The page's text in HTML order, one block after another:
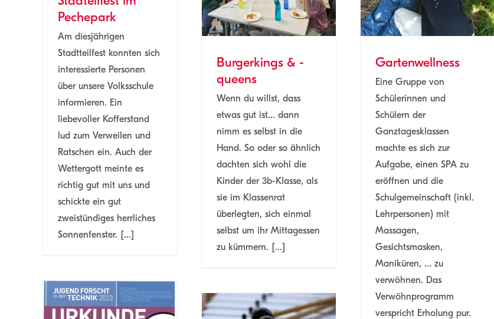
Pechepark
Am diesjährigen
Stadtteilfest konnten sich
interessierte Personen
über unsere Volksschule
informieren. Ein
liebevoller Kofferstand
lud zum Verweilen und
Ratschen ein. Auch der
Wettergott meinte es
richtig gut mit uns und
schickte ein gut
zweistündiges herrliches
Sonnenfenster. [...]
Burgerkings & -
queens
Wenn du willst, dass
etwas gut ist... dann
nimm es selbst in die
Hand. So oder so ähnlich
dachten sich wohl die
Kinder der 3b-Klasse, als
sie im Klassenrat
überlegten, sich einmal
selbst um ihr Mittagessen
zu kümmern. [...]
Gartenwellness
Eine Gruppe von
Schülerinnen und
Schülern der
Ganztagesklassen
machte es sich zur
Aufgabe, einen SPA zu
eröffnen und die
Schulgemeinschaft (inkl.
Lehrpersonen) mit
Massagen,
Gesichtsmasken,
Maniküren, ... zu
verwöhnen. Das
Verwöhnprogramm
verspricht Erholung pur.